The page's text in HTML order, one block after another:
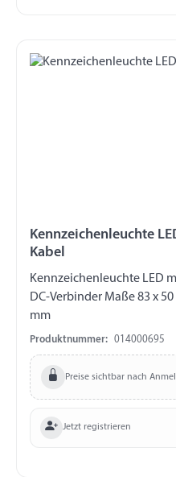
Kennzeichenleuchte
Kabel
Kennzeichenleuchte LED
DC-Verbinder Maße 83 x
mm
Produktnummer: 014000695
Preise sichtbar nach
Jetzt registrieren